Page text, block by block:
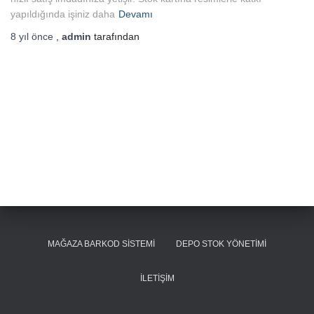
yapıldığında işiniz daha Devamı
8 yıl önce admin tarafından
MAĞAZA BARKOD SISTEMI DEPO STOK YÖNETIMI
İLETIŞIM